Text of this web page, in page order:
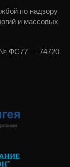
по надзору
и массовых
№ ФС77 — 74720